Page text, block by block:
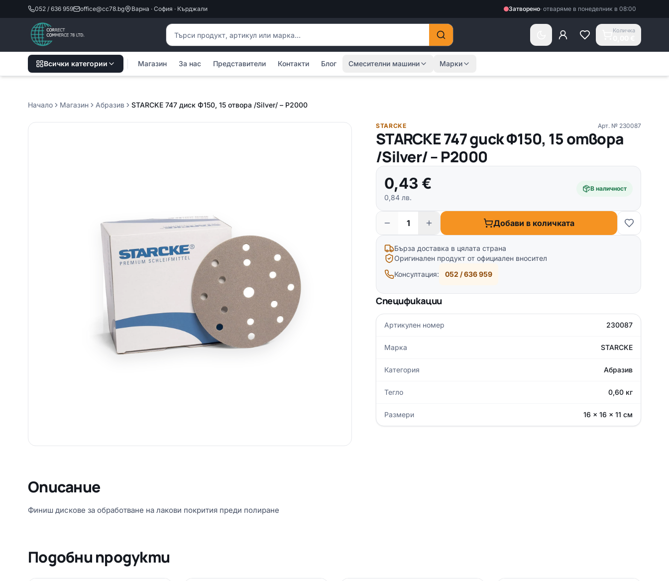
052 / 636 959 office@cc78.bg Варна · София · Кърджали Затворено· отваряме в понеделник в 08:00
Търсене на продукти
Количка
Всички категории Магазин За нас Представители Контакти Блог Смесителни машини Марки
Начало Магазин Абразив STARCKE 747 диск Ф150, 15 отвора /Silver/ – P2000
STARCKE Арт. № 230087
STARCKE 747 диск Ф150, 15 отвора
/Silver/ – P2000
0,43 €
0,84 лв.
В наличност
Добави в количката
Бърза доставка в цялата страна
Оригинален продукт от официален вносител
Консултация:
052 / 636 959
Спецификации
Артикулен номер 230087
Марка STARCKE
Категория Абразив
Тегло 0,60 кг
Размери 16 × 16 × 11 см
Описание
Финиш дискове за обработване на лакови покрития преди полиране
Подобни продукти